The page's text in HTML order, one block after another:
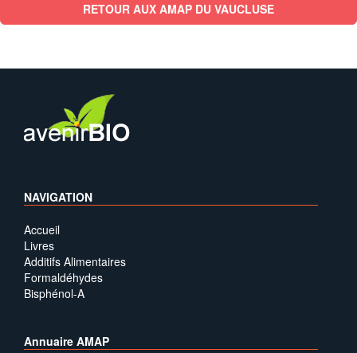
RETOUR AUX AMAP DU VAUCLUSE
NAVIGATION
Accueil
Livres
Additifs Alimentaires
Formaldéhydes
Bisphénol-A
Annuaire AMAP